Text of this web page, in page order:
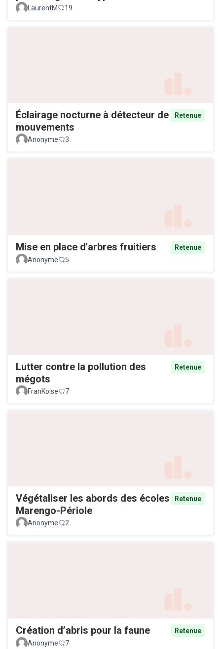
LaurentM 19
Éclairage nocturne à détecteur de
mouvements
Retenue
Anonyme 3
Mise en place d'arbres fruitiers
Retenue
Anonyme
5
Lutter contre la pollution des
mégots
Retenue
FranKoise 7
Végétaliser les abords des écoles
Marengo-Périole
Retenue
Anonyme 2
Création d’abris pour la faune
Retenue
Anonyme
7